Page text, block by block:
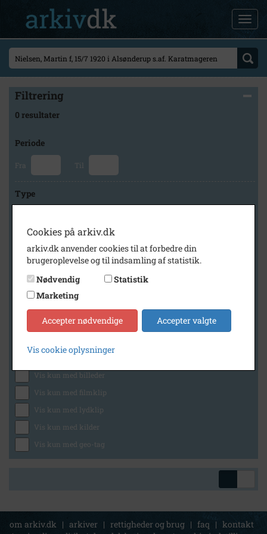
Filtrering
0 resultater
Periode
Fra Til
Type
Arkiv
Lokalarkivet Alsønderup -Tjæreby
Generelt
Vis kun med billeder
Vis kun med filmklip
Vis kun med lydklip
Vis kun med kilder
Vis kun med geo-tag
om arkiv.dk | arkiver | rettigheder og brug | faq | kontakt
Cookies på arkiv.dk
arkiv.dk anvender cookies til at forbedre din
brugeroplevelse og til indsamling af statistik.
Nødvendig
Statistik
Marketing
Accepter nødvendige Accepter valgte
Vis cookie oplysninger